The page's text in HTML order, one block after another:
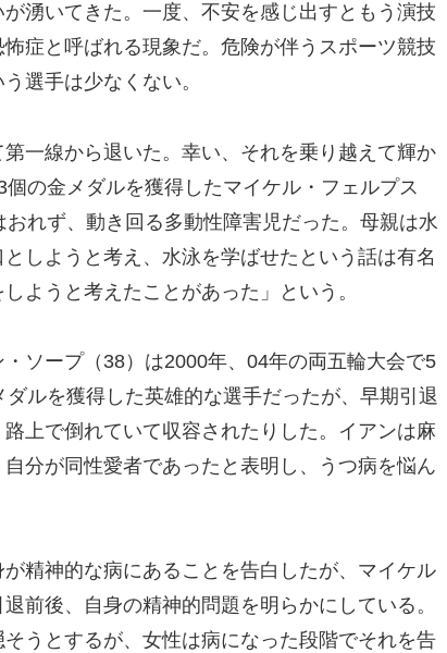
湧いてきた。一度、不安を感じ出すともう演技
症と呼ばれる現象だ。危険が伴うスポーツ競技
選手は少なくない。
一線から退いた。幸い、それを乗り越えて輝か
の金メダルを獲得したマイケル・フェルプス
おれず、動き回る多動性障害児だった。母親は水
しようと考え、水泳を学ばせたという話は有名
ようと考えたことがあった」という。
ソープ（38）は2000年、04年の両五輪大会で5
ルを獲得した英雄的な選手だったが、早期引退
上で倒れていて収容されたりした。イアンは麻
分が同性愛者であったと表明し、うつ病を悩ん
精神的な病にあることを告白したが、マイケル
前後、自身の精神的問題を明らかにしている。
うとするが、女性は病になった段階でそれを告